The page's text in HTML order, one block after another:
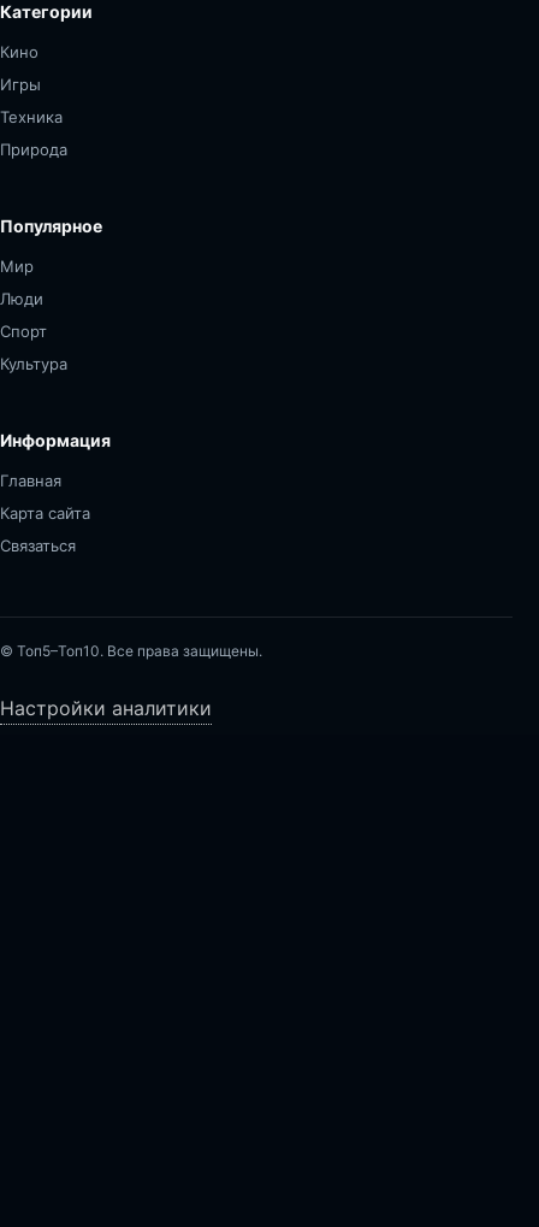
Категории
Кино
Игры
Техника
Природа
Популярное
Мир
Люди
Спорт
Культура
Информация
Главная
Карта сайта
Связаться
© Топ5–Топ10. Все права защищены.
Настройки аналитики